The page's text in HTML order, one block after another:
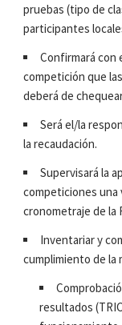
pruebas (tipo de
participantes
Confirmará con
competición que
deberá de
Será el/la
la recaudación.
Supervisará la
competiciones una
cronometraje de la
Inventariar y
cumplimiento de la
resultados